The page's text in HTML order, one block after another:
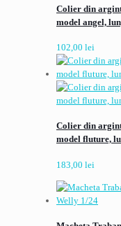
Colier din
model angel,
102,00 lei
Colier din
model fluture,
183,00 lei